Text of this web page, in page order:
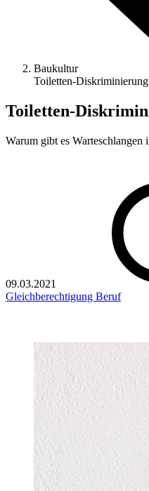
Baukultur
Toiletten-
Toiletten-
Warum gibt es
09.03.2021
Gleichberechtigung Beruf